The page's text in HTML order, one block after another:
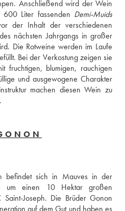
Anschließend wird der Wein
Liter fassenden Demi-Muids
der Inhalt der verschiedenen
nächsten Jahrgangs in großer
Die Rotweine werden im Laufe
Bei der Verkostung zeigen sie
fruchtigen, blumigen, rauchigen
und ausgewogene Charakter
machen diesen Wein zu
befindet sich in Mauves in der
um einen 10 Hektar großen
Joseph. Die Brüder Gonon
auf dem Gut und haben es